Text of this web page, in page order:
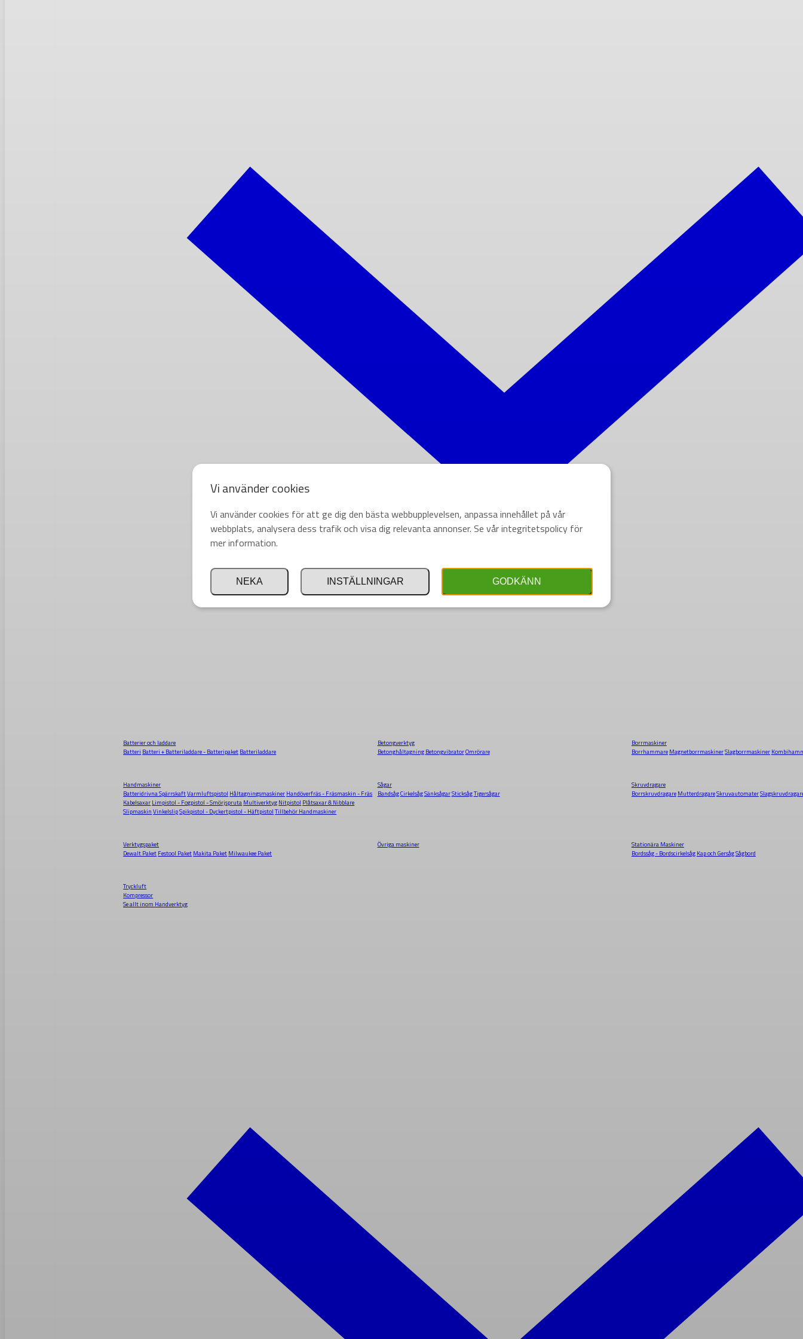
Batterier och laddare
Batteri Batteri + Batteriladdare - Batteripaket Batteriladdare
Betongverktyg
Betonghåltagning BetongvibratorOmrörare
Borrmaskiner
Borrhammare MagnetborrmaskinerSlagborrmaskiner
Handmaskiner
Batteridrivna SpärrskaftVarmluftspistol Håltagningsmaskiner Handöverfräs - Fräsmaskin - Fräs
Kabelsaxar Limpistol - Fogpistol - Smörjspruta Multiverktyg Nitpistol Plåtsaxar & Nibblare
Slipmaskin VinkelslipSpikpistol - Dyckertpistol - Häftpistol Tillbehör Handmaskiner
Sågar
BandsågCirkelsågSänksågarSticksågTigersågar
Skruvdragare
Borrskruvdragare MutterdragareSkruvautomater
Verktygspaket
Dewalt Paket Festool Paket Makita Paket Milwaukee Paket
Övriga maskiner
Stationära Maskiner
Bordssåg - Bordscirkelsåg Kap och GersågSågbord
Tryckluft
Kompressor
Se allt inom Handverktyg
Vi använder cookies
Vi använder cookies för att ge dig den bästa webbupplevelsen, anpassa innehållet på vår
webbplats, analysera dess trafik och visa dig relevanta annonser. Se vår integritetspolicy för
mer information.
GODKÄNN
INSTÄLLNINGAR
NEKA